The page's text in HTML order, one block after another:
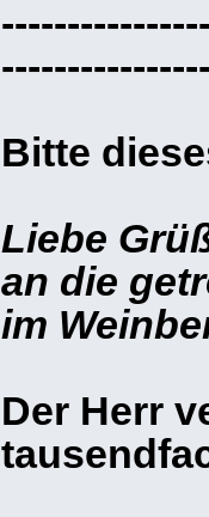
Bitte
Liebe
an die
im
Der Herr